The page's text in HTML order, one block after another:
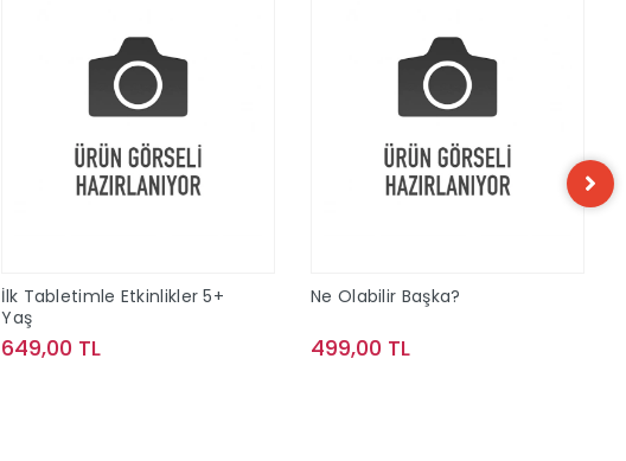
İlk Tabletimle Etkinlikler 5+
Yaş
649,00 TL
Ne Olabilir Başka?
499,00 TL